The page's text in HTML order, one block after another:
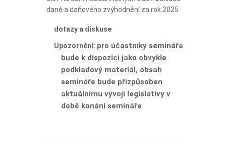
daně a daňového zvýhodnění za rok 2025
dotazy a diskuse
Upozornění: pro účastníky semináře
bude k dispozici jako obvykle
podkladový materiál, obsah
semináře bude přizpůsoben
aktuálnímu vývoji legislativy v
době konání semináře